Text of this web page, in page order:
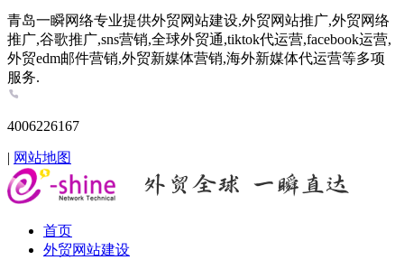
青岛一瞬网络专业提供外贸网站建设,外贸网站推广,外贸网络
推广,谷歌推广,sns营销,全球外贸通,tiktok代运营,facebook运营,
外贸edm邮件营销,外贸新媒体营销,海外新媒体代运营等多项
服务.
4006226167
| 网站地图
首页
外贸网站建设